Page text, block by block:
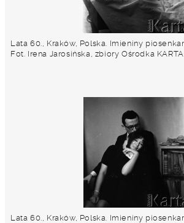
Lata 60., Kraków, Polska. Imieniny
Fot. Irena Jarosińska, zbiory Ośrodka KARTA
Lata 60., Kraków, Polska. Imieniny